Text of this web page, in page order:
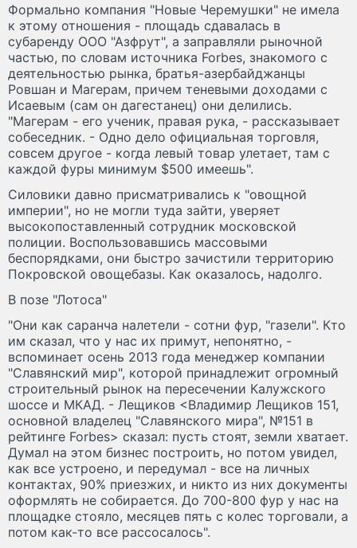
Формально компания "Новые Черемушки" не имела
к этому отношения - площадь сдавалась в
субаренду ООО "Азфрут", а заправляли рыночной
частью, по словам источника Forbes, знакомого с
деятельностью рынка, братья-азербайджанцы
Ровшан и Магерам, причем теневыми доходами с
Исаевым (сам он дагестанец) они делились.
"Магерам - его ученик, правая рука, - рассказывает
собеседник. - Одно дело официальная торговля,
совсем другое - когда левый товар улетает, там с
каждой фуры минимум $500 имеешь".
Силовики давно присматривались к "овощной
империи", но не могли туда зайти, уверяет
высокопоставленный сотрудник московской
полиции. Воспользовавшись массовыми
беспорядками, они быстро зачистили территорию
Покровской овощебазы. Как оказалось, надолго.
В позе "Лотоса"
"Они как саранча налетели - сотни фур, "газели". Кто
им сказал, что у нас их примут, непонятно, -
вспоминает осень 2013 года менеджер компании
"Славянский мир", которой принадлежит огромный
строительный рынок на пересечении Калужского
шоссе и МКАД. - Лещиков <Владимир Лещиков 151,
основной владелец "Славянского мира", №151 в
рейтинге Forbes> сказал: пусть стоят, земли хватает.
Думал на этом бизнес построить, но потом увидел,
как все устроено, и передумал - все на личных
контактах, 90% приезжих, и никто из них документы
оформлять не собирается. До 700-800 фур у нас на
площадке стояло, месяцев пять с колес торговали, а
потом как-то все рассосалось".